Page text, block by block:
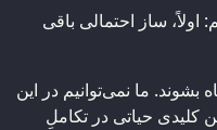
ساز احتمالی باقی
بشوند. ما نمی‌توانیم در این
کلیدی حیاتی در تکاملِ